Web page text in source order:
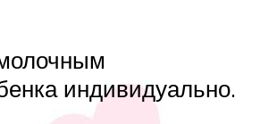
индивидуально.